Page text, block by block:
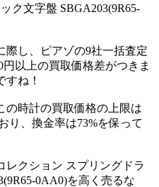
ク文字盤 SBGA203(9R65-
際し、ピアゾの9社一括査定
以上の買取価格差がつきま
すね！
の時計の買取価格の上限は
り、換金率は73%を保って
レクション スプリングドラ
0AA0)を高く売るな